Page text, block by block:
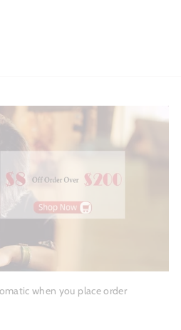
when you place order